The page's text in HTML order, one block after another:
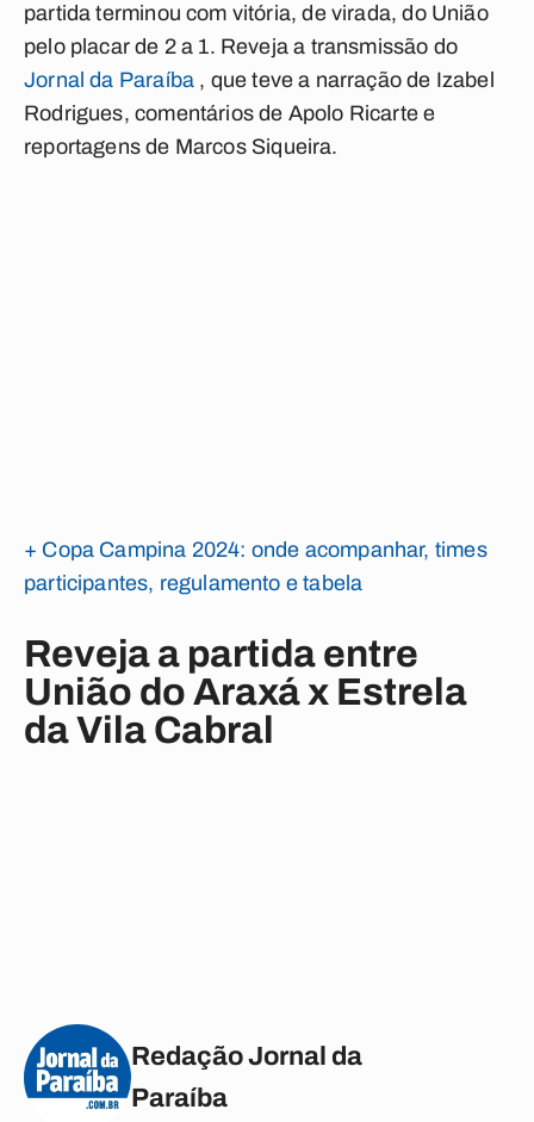
partida terminou com vitória, de virada, do União
pelo placar de 2 a 1. Reveja a transmissão do
Jornal da Paraíba , que teve a narração de Izabel
Rodrigues, comentários de Apolo Ricarte e
reportagens de Marcos Siqueira.
+ Copa Campina 2024: onde acompanhar, times
participantes, regulamento e tabela
Reveja a partida entre
União do Araxá x Estrela
da Vila Cabral
Redação Jornal da
Paraíba